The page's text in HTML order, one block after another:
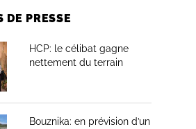
DE PRESSE
HCP: le célibat gagne
nettement du terrain
Bouznika: en prévision d’un